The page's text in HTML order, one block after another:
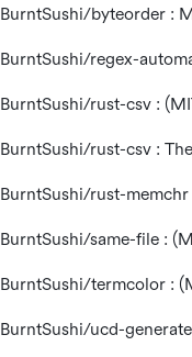
BurntSushi/byteorder :
BurntSushi/regex-
BurntSushi/rust-csv :
BurntSushi/rust-csv :
BurntSushi/rust-memchr
BurntSushi/same-file :
BurntSushi/termcolor :
BurntSushi/ucd-